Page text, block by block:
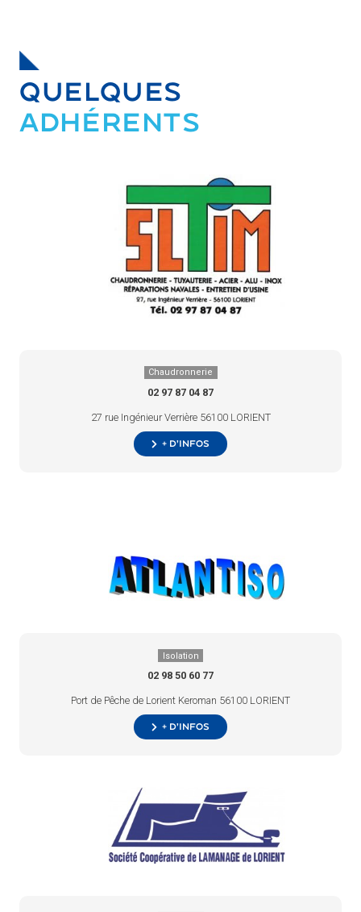
QUELQUES
ADHÉRENTS
Chaudronnerie
02 97 87 04 87
27 rue Ingénieur Verrière 56100 LORIENT
+ d’infos
Isolation
02 98 50 60 77
Port de Pêche de Lorient Keroman 56100 LORIENT
+ d’infos